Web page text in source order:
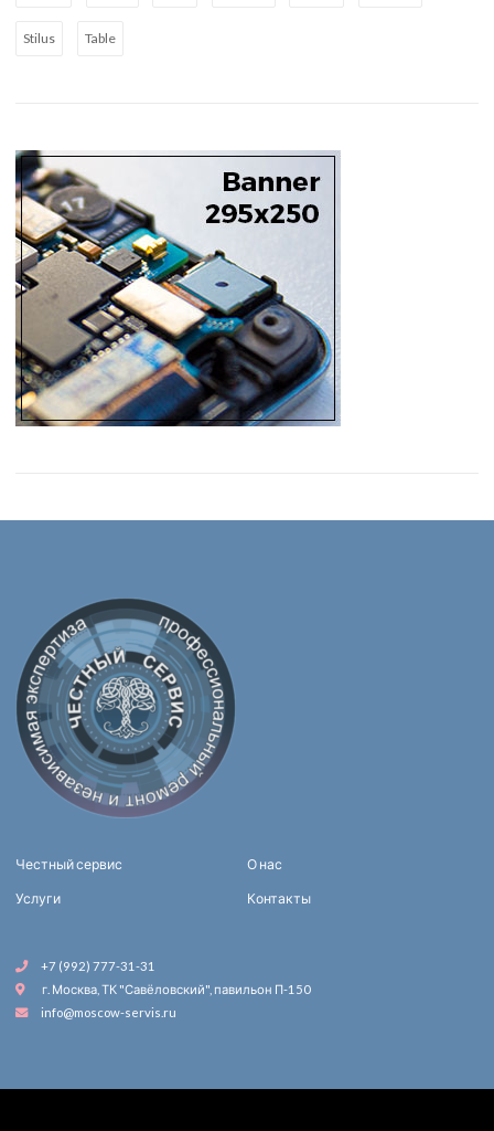
Stilus Table
Честный сервис О нас
Услуги Контакты
+7 (992) 777-31-31
г. Москва, ТК "Савёловский", павильон П-150
info@moscow-servis.ru